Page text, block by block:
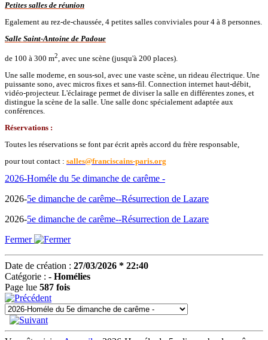
Petites salles de réunion
Egalement au rez-de-chaussée, 4 petites salles conviviales pour 4 à 8 personnes.
Salle Saint-Antoine de Padoue
de 100 à 300 m2 , avec une scène (jusqu'à 200 places).
Une salle moderne, en sous-sol, avec une vaste scène, un rideau électrique. Une
puissante sono, avec micros fixes et sans-fil. Connection internet haut-débit,
vidéo-projecteur. L'éclairage permet de diviser la salle en différentes zones, et
distingue la scène de la salle. Une salle donc spécialement adaptée aux
conférences.
Réservations :
Toutes les réservations se font par écrit après accord du frère responsable,
pour tout contact : salles@franciscains-paris.org
2026-Homéle du 5e dimanche de carême -
2026-5e dimanche de carême--Résurrection de Lazare
2026-5e dimanche de carême--Résurrection de Lazare
Fermer
Date de création : 27/03/2026 * 22:40
Catégorie : - Homélies
Page lue 587 fois